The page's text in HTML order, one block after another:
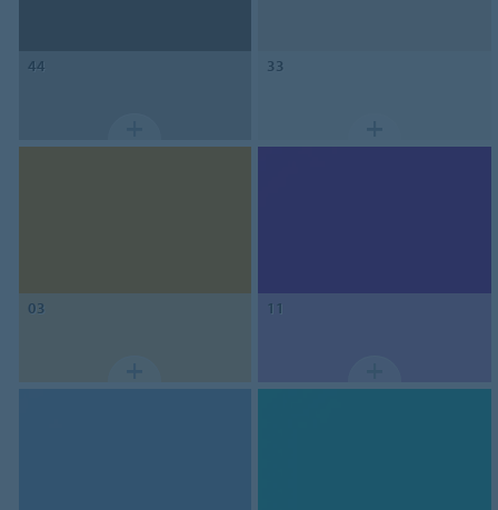
44 33
03 11